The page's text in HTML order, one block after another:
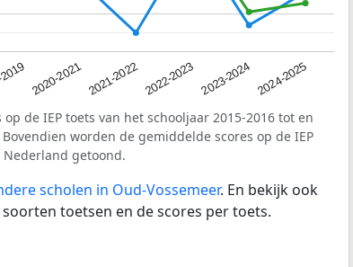
2020-20212021-20222022-2023 2023-2024 2024-2025
de IEP toets van het schooljaar 2015-2016 tot en
worden de gemiddelde scores op de IEP
getoond.
scholen in Oud-Vossemeer. En bekijk ook
toetsen en de scores per toets.